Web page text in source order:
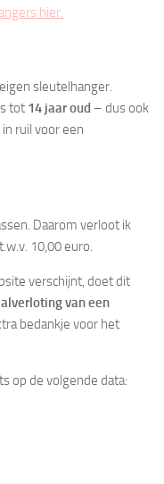
hier.
sleutelhanger.
tot 14 jaar oud – dus ook
ruil voor een
Daarom verloot ik
10,00 euro.
verschijnt, doet dit
van een
bedankje voor het
op de volgende data: